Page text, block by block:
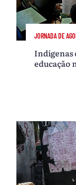
JORNADA DE
educação